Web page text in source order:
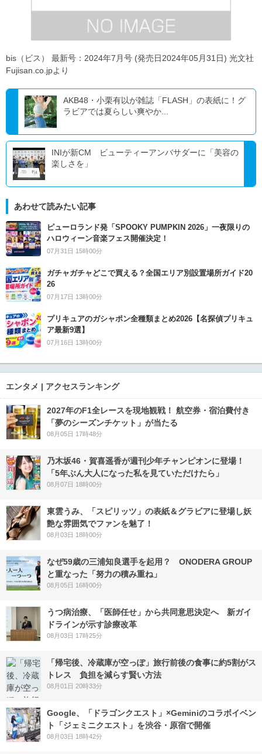
bis（ビス） 最新号：2024年7月号 (発売日2024年05月31日) 光文社
Fujisan.co.jpより
AKB48・小栗有以が雑誌「FLASH」の表紙に！グ
ラビアでは夏らしい爽やか...
INIが新CM ビューティーアンバサダーに「美容の
楽しさを」
あわせて読みたい記事
ピューロランド発「SPOOKY PUMPKIN 2026」一夜限りの
ハロウィーン音楽フェス開催決定！
07月31日 15時00分
ガチャガチャどこで買える？全国エリア別設置場所ガイド20
26
07月17日 13時00分
プリキュアのガシャポン全種類まとめ2026【名探偵プリキュ
ア最新9選】
07月16日 13時00分
エンタメ | アクセスランキング
2027年のF1全レースを現地観戦！ 航空券・宿泊費付き
「夢のシーズンチケット」が当たる
08月05日 17時48分
乃木坂46・賀喜遥香が週刊少年チャンピオンに登場！
「5年ぶん大人になった私を見ていただけたら」
08月07日 18時00分
東雲うみ、「スピリッツ」の表紙＆グラビアに登場し妖
艶な雰囲気でファンを魅了！
08月03日 18時00分
なぜ59歳の三浦知良選手を起用？ ONODERA GROUP
と重なった「努力の積み重ね」
08月05日 16時00分
うつ病治療、「医師任せ」から共同意思決定へ 新ガイ
ドラインが示す診療改革
08月03日 17時25分
「帰宅後、冷蔵庫が空っぽ」旅行前後の食事に約5割がス
トレス 負担を減らす賢い方法
08月01日 20時33分
Google、「ドラゴンクエスト」×Geminiのコラボイベン
ト「ジェミニクエスト」を渋谷・原宿で開催
08月03日 18時42分